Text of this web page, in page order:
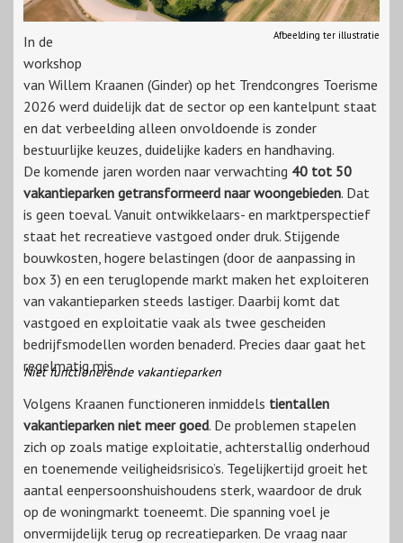
Afbeelding ter illustratie
In de
workshop
van Willem Kraanen (Ginder) op het Trendcongres Toerisme
2026 werd duidelijk dat de sector op een kantelpunt staat
en dat verbeelding alleen onvoldoende is zonder
bestuurlijke keuzes, duidelijke kaders en handhaving.
De komende jaren worden naar verwachting 40 tot 50
vakantieparken getransformeerd naar woongebieden. Dat
is geen toeval. Vanuit ontwikkelaars- en marktperspectief
staat het recreatieve vastgoed onder druk. Stijgende
bouwkosten, hogere belastingen (door de aanpassing in
box 3) en een teruglopende markt maken het exploiteren
van vakantieparken steeds lastiger. Daarbij komt dat
vastgoed en exploitatie vaak als twee gescheiden
bedrijfsmodellen worden benaderd. Precies daar gaat het
regelmatig mis.
Niet functionerende vakantieparken
Volgens Kraanen functioneren inmiddels tientallen
vakantieparken niet meer goed. De problemen stapelen
zich op zoals matige exploitatie, achterstallig onderhoud
en toenemende veiligheidsrisico’s. Tegelijkertijd groeit het
aantal eenpersoonshuishoudens sterk, waardoor de druk
op de woningmarkt toeneemt. Die spanning voel je
onvermijdelijk terug op recreatieparken. De vraag naar